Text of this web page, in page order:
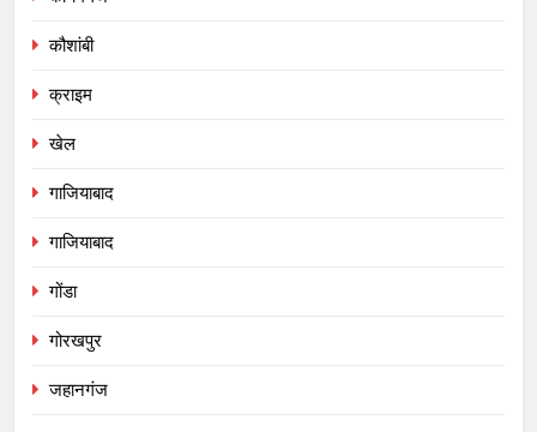
कौशांबी
क्राइम
खेल
गाजियाबाद
गाजियाबाद
गोंडा
गोरखपुर
जहानगंज